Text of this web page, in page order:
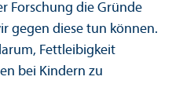
Forschung die Gründe
gegen diese tun können.
Fettleibigkeit
bei Kindern zu